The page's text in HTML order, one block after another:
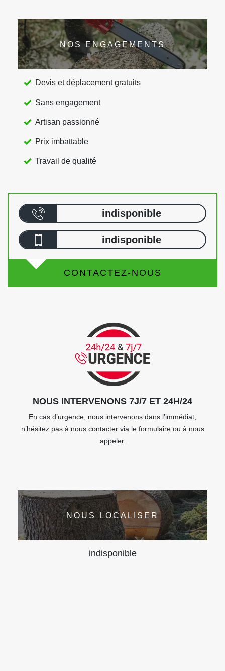
NOS ENGAGEMENTS
Devis et déplacement gratuits
Sans engagement
Artisan passionné
Prix imbattable
Travail de qualité
indisponible
indisponible
CONTACTEZ-NOUS
NOUS INTERVENONS 7J/7 ET 24H/24
En cas d’urgence, nous intervenons dans l’immédiat,
n’hésitez pas à nous contacter via le formulaire ou à nous
appeler.
NOUS LOCALISER
indisponible